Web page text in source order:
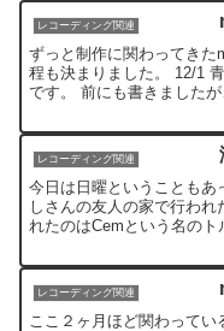
レコーディング関連
ずっと制作に関わってきた
程も決まりました。 12/1
です。 前にも書きました
レコーディング関連
今日は日曜ということもあ
しさんの友人の家で行われ
れたのはCemという名の
レコーディング関連
ここ２ヶ月ほど関わって